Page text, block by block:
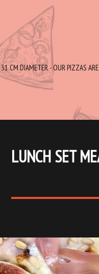
31 CM DIAMETER - OUR PIZZAS
LUNCH SET